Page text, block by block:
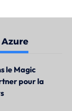
le Magic
pour la